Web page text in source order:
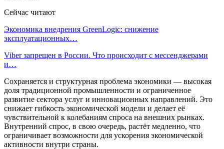
Сейчас читают
Экономика внедрения GreenLogic: снижение
эксплуатационных…
Viber запрещен в России. Что происходит с мессенджерами
и…
Сохраняется и структурная проблема экономики — высокая
доля традиционной промышленности и ограниченное
развитие сектора услуг и инновационных направлений. Это
снижает гибкость экономической модели и делает её
чувствительной к колебаниям спроса на внешних рынках.
Внутренний спрос, в свою очередь, растёт медленно, что
ограничивает возможности для ускорения экономической
активности внутри страны.